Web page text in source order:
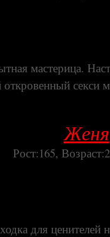
мастерица.
секси
Женя
Рост:165,
для